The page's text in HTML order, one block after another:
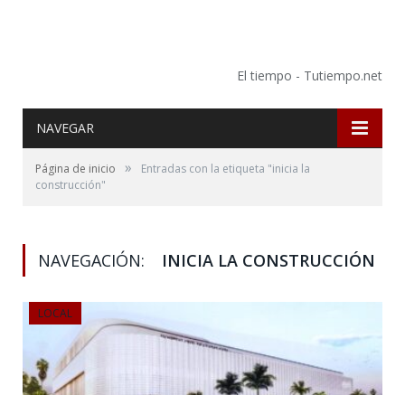
El tiempo - Tutiempo.net
NAVEGAR
Página de inicio »
Entradas con la etiqueta "inicia la
construcción"
NAVEGACIÓN: INICIA LA CONSTRUCCIÓN
LOCAL